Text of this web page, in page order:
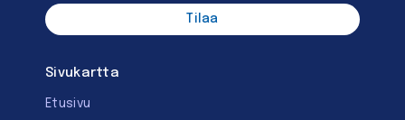
Sivukartta
Etusivu